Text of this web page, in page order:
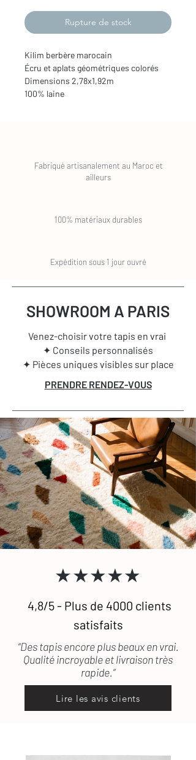
Rupture de stock
Kilim berbère marocain
Écru et aplats géométriques colorés
Dimensions 2,78x1,92m
100% laine
Fabriqué artisanalement au Maroc et
ailleurs
100% matériaux durables
Expédition sous 1 jour ouvré
SHOWROOM A PARIS
Venez-choisir votre tapis en vrai
✦ Conseils personnalisés
✦ Pièces uniques visibles sur place
PRENDRE RENDEZ-VOUS
★★★★★
4,8/5 - Plus de 4000 clients
satisfaits
“Des tapis encore plus beaux en vrai.
Qualité incroyable et livraison très
rapide.”
Lire les avis clients